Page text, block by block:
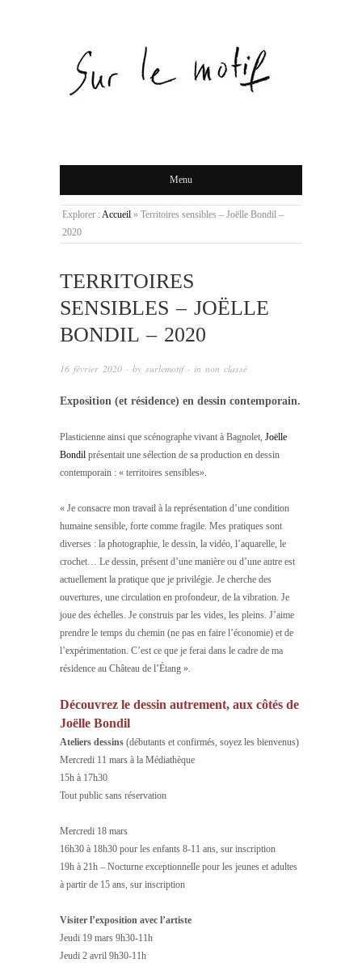
Menu
Explorer : Accueil » Territoires sensibles – Joëlle Bondil –
2020
TERRITOIRES
SENSIBLES – JOËLLE
BONDIL – 2020
16 février 2020 · by surlemotif· in non classé
Exposition (et résidence) en dessin contemporain.
Plasticienne ainsi que scénographe vivant à Bagnolet, Joëlle
Bondil présentait une sélection de sa production en dessin
contemporain : « territoires sensibles».
« Je consacre mon travail à la représentation d’une condition
humaine sensible, forte comme fragile. Mes pratiques sont
diverses : la photographie, le dessin, la vidéo, l’aquarelle, le
crochet… Le dessin, présent d’une manière ou d’une autre est
actuellement la pratique que je privilégie. Je cherche des
ouvertures, une circulation en profondeur, de la vibration. Je
joue des échelles. Je construis par les vides, les pleins. J’aime
prendre le temps du chemin (ne pas en faire l’économie) et de
l’expérimentation. C’est ce que je ferai dans le cadre de ma
résidence au Château de l’Étang ».
Découvrez le dessin autrement, aux côtés de
Joëlle Bondil
Ateliers dessins (débutants et confirmés, soyez les bienvenus)
Mercredi 11 mars à la Médiathèque
15h à 17h30
Tout public sans réservation
Mercredi 18 mars
16h30 à 18h30 pour les enfants 8-11 ans, sur inscription
19h à 21h – Nocturne exceptionnelle pour les jeunes et adultes
à partir de 15 ans, sur inscription
Visiter l’exposition avec l’artiste
Jeudi 19 mars 9h30-11h
Jeudi 2 avril 9h30-11h